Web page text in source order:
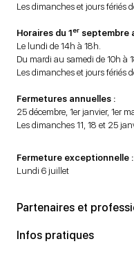
Les dimanches et jours fériés
Horaires du 1er septembre
Le lundi de 14h à 18h.
Du mardi au samedi de 10h à
Les dimanches et jours fériés
Fermetures annuelles :
25 décembre, 1er janvier, 1er
Les dimanches 11, 18 et 25
Fermeture exceptionnelle :
Lundi 6 juillet
Partenaires et
Infos pratiques